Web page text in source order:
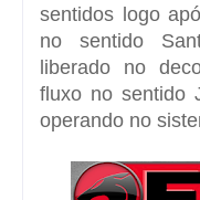
sentidos logo
no sentido
liberado no
fluxo no sentido
operando no